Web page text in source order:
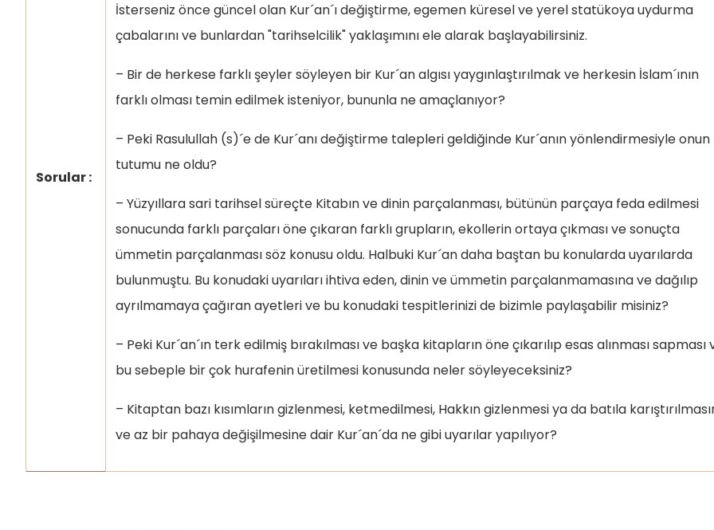
Sorular :
İsterseniz önce güncel olan Kur´an´ı değiştirme, egemen küresel ve yerel statükoya uydurma
çabalarını ve bunlardan "tarihselcilik" yaklaşımını ele alarak başlayabilirsiniz.
– Bir de herkese farklı şeyler söyleyen bir Kur´an algısı yaygınlaştırılmak ve herkesin İslam´ının
farklı olması temin edilmek isteniyor, bununla ne amaçlanıyor?
– Peki Rasulullah (s)´e de Kur´anı değiştirme talepleri geldiğinde Kur´anın yönlendirmesiyle onun
tutumu ne oldu?
– Yüzyıllara sari tarihsel süreçte Kitabın ve dinin parçalanması, bütünün parçaya feda edilmesi
sonucunda farklı parçaları öne çıkaran farklı grupların, ekollerin ortaya çıkması ve sonuçta
ümmetin parçalanması söz konusu oldu. Halbuki Kur´an daha baştan bu konularda uyarılarda
bulunmuştu. Bu konudaki uyarıları ihtiva eden, dinin ve ümmetin parçalanmamasına ve dağılıp
ayrılmamaya çağıran ayetleri ve bu konudaki tespitlerinizi de bizimle paylaşabilir misiniz?
– Peki Kur´an´ın terk edilmiş bırakılması ve başka kitapların öne çıkarılıp esas alınması sapması
bu sebeple bir çok hurafenin üretilmesi konusunda neler söyleyeceksiniz?
– Kitaptan bazı kısımların gizlenmesi, ketmedilmesi, Hakkın gizlenmesi ya da batıla
ve az bir pahaya değişilmesine dair Kur´an´da ne gibi uyarılar yapılıyor?